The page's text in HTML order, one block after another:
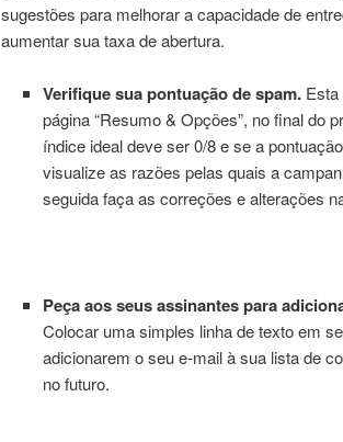
sugestões para melhorar a capacidade de
aumentar sua taxa de abertura.
Verifique sua pontuação de spam.Esta
página “Resumo & Opções”, no final do
índice ideal deve ser 0/8 e se a
visualize as razões pelas quais a
seguida faça as correções e alterações
Peça aos seus assinantes para
Colocar uma simples linha de texto em
adicionarem o seu e-mail à sua lista de
no futuro.